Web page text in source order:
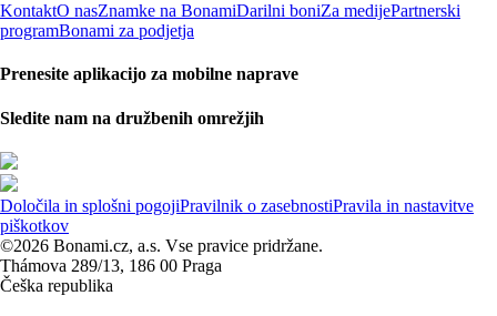
KontaktO nasZnamke na BonamiDarilni boniZa medijePartnerski
programBonami za podjetja
Prenesite aplikacijo za mobilne naprave
Sledite nam na družbenih omrežjih
Določila in splošni pogojiPravilnik o zasebnostiPravila in nastavitve
piškotkov
©2026 Bonami.cz, a.s. Vse pravice pridržane.
Thámova 289/13, 186 00 Praga
Češka republika